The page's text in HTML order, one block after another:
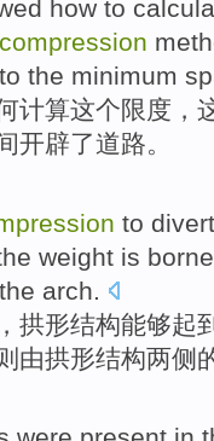
how to
compression
the minimum
计算这个限度 ，
开辟了道路。
to divert
weight is borne
the arch
拱形结构能够起
由拱形结构两侧